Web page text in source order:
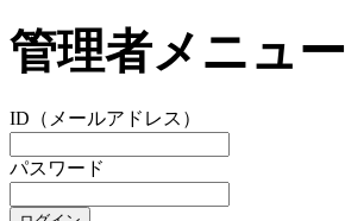
管理者メニュー
ID（メールアドレス）
パスワード